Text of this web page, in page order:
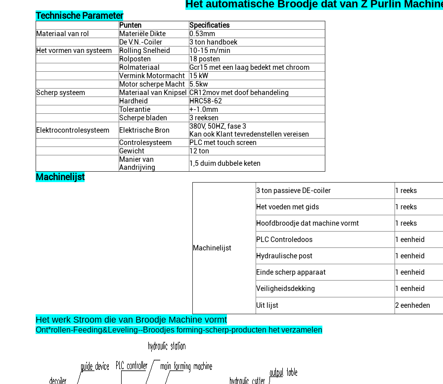
Het automatische Broodje dat van Z Purlin
Technische Parameter
Punten
Specificaties
Materiaal van rol
Materiële Dikte
0.53mm
De V.N.-Coiler
3 ton handboek
Het vormen van systeem
Rolling Snelheid
10-15 m/min
Rolposten
18 posten
Rolmateriaal
Gcr15 met een laag bedekt met chroom
Vermink Motormacht
15 kW
Motor scherpe Macht
5.5kw
Scherp systeem
Materiaal van Knipsel CR12mov met doof behandeling
Hardheid
HRC58-62
Tolerantie
+-1.0mm
Scherpe bladen
3 reeksen
Elektrocontrolesysteem
Elektrische Bron
380V, 50HZ, fase 3
Kan ook Klant tevredenstellen vereisen
Controlesysteem
PLC met touch screen
Gewicht
12 ton
Manier van
Aandrijving
1,5 duim dubbele keten
Machinelijst
Machinelijst
3 ton passieve DE-coiler 1 reeks
Het voeden met gids 1 reeks
Hoofdbroodje dat machine vormt 1 reeks
PLC Controledoos 1 eenheid
Hydraulische post 1 eenheid
Einde scherp apparaat 1 eenheid
Veiligheidsdekking 1 eenheid
Uit lijst 2 eenheden
Het werk Stroom die van Broodje Machine vormt
Ont*rollen-Feeding&Leveling--Broodjes forming-scherp-producten het verzamelen